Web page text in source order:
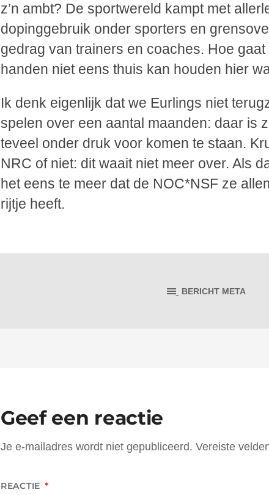
z’n ambt? De sportwereld kampt met
dopinggebruik onder sporters en
gedrag van trainers en coaches. Hoe gaat
handen niet eens thuis kan houden hier
Ik denk eigenlijk dat we Eurlings niet
spelen over een aantal maanden: daar is
teveel onder druk voor komen te staan.
NRC of niet: dit waait niet meer over. Als
het eens te meer dat de NOC*NSF ze
rijtje heeft.
BERICHT META
Geef een reactie
Je e-mailadres wordt niet gepubliceerd. Vereiste
REACTIE *